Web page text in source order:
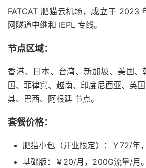
FATCAT 肥猫云机场，成立于 2023
网隧道中继和 IEPL 专线。
节点区域：
香港、日本、台湾、新加坡、美国
国、菲律宾、越南、印度尼西亚、英
其、巴西、阿根廷 节点。
套餐价格：
肥猫小包（开业限定）：￥72/年
基础版：￥20/月，200G流量/月。